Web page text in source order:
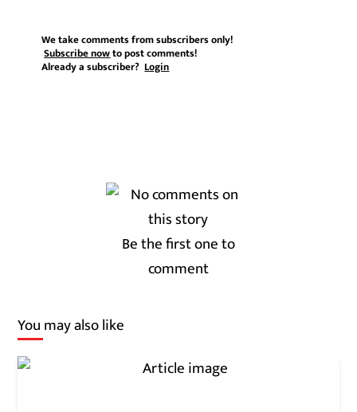
We take comments from subscribers only!
Subscribe nowto post comments!
Already a subscriber?Login
Be the first one to
comment
You may also like